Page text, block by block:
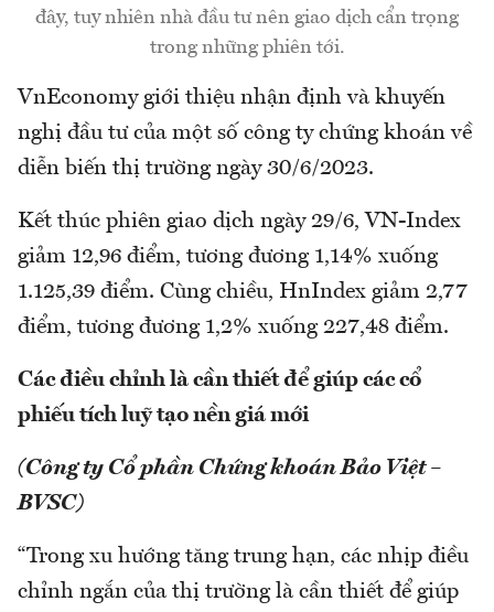
đây, tuy nhiên nhà đầu tư nên giao dịch cẩn trọng
trong những phiên tới.
VnEconomy giới thiệu nhận định và khuyến
nghị đầu tư của một số công ty chứng khoán về
diễn biến thị trường ngày 30/6/2023.
Kết thúc phiên giao dịch ngày 29/6, VN-Index
giảm 12,96 điểm, tương đương 1,14% xuống
1.125,39 điểm. Cùng chiều, HnIndex giảm 2,77
điểm, tương đương 1,2% xuống 227,48 điểm.
Các điều chỉnh là cần thiết để giúp các cổ
phiếu tích luỹ tạo nền giá mới
(Công ty Cổ phần Chứng khoán Bảo Việt –
BVSC)
“Trong xu hướng tăng trung hạn, các nhịp điều
chỉnh ngắn của thị trường là cần thiết để giúp